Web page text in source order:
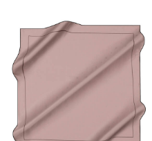
Bakım
Yıkama ve bakım için ürün
izleyiniz. İpek ve hassas
gerektiğinde
Aker İpek Eşarp
Sıkça Sorulan Sorular
Siyah Kiremit İpek Krep
ölçüdedir?
Bu eşarbın kumaş kalitesi